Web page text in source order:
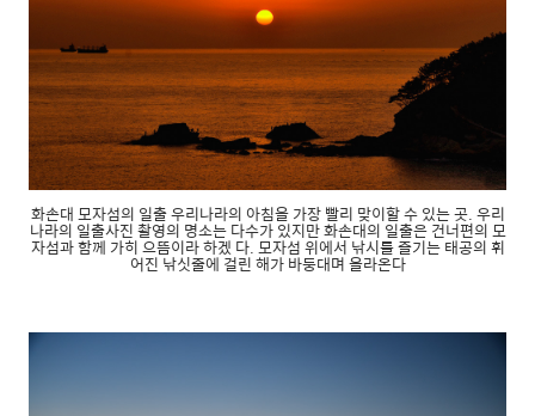
화손대 모자섬의 일출 우리나라의 아침을 가장 빨리 맞이할 수 있는 곳. 우리
나라의 일출사진 촬영의 명소는 다수가 있지만 화손대의 일출은 건너편의 모
자섬과 함께 가히 으뜸이라 하겠 다. 모자섬 위에서 낚시를 즐기는 태공의 휘
어진 낚싯줄에 걸린 해가 바둥대며 올라온다